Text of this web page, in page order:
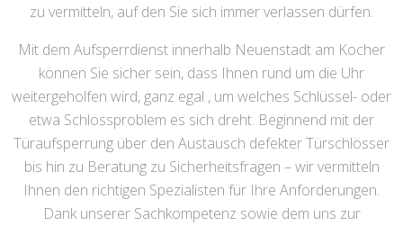
zu vermitteln, auf den Sie sich immer verlassen dürfen.
Mit dem Aufsperrdienst innerhalb Neuenstadt am Kocher
können Sie sicher sein, dass Ihnen rund um die Uhr
weitergeholfen wird, ganz egal , um welches Schlüssel- oder
etwa Schlossproblem es sich dreht. Beginnend mit der
Türaufsperrung über den Austausch defekter Türschlösser
bis hin zu Beratung zu Sicherheitsfragen – wir vermitteln
Ihnen den richtigen Spezialisten für Ihre Anforderungen.
Dank unserer Sachkompetenz sowie dem uns zur